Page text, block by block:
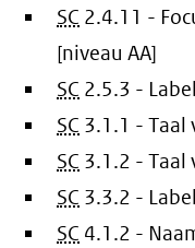
SC 2.4.11 -
[niveau AA]
SC 2.5.3 -
SC 3.1.1 - Taal
SC 3.1.2 - Taal
SC 3.3.2 -
SC 4.1.2 -